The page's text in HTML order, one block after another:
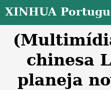
XINHUA
chinesa
planeja